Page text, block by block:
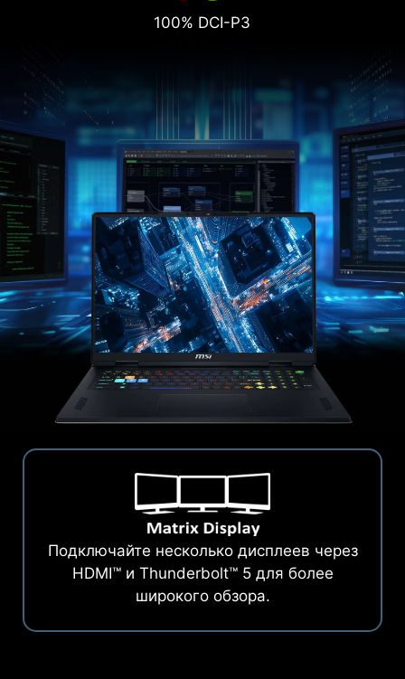
100% DCI-P3
Подключайте несколько дисплеев через
HDMI™ и Thunderbolt™ 5 для более
широкого обзора.